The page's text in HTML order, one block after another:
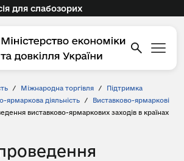
для слабозорих
/ Міжнародна торгівля /
Підтримка
ярмаркова діяльність /
Виставково-ярмаркові
виставково-ярмаркових заходів в країнах